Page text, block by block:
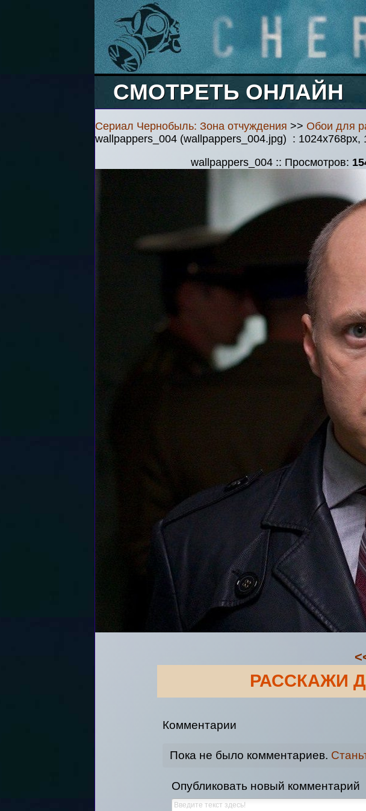
СМОТРЕТЬ ОНЛАЙН
Сериал Чернобыль: Зона отчуждения >> Обои для
wallpappers_004 (wallpappers_004.jpg) : 1024x768px,
wallpappers_004 :: Просмотров:
РАССКАЖИ
Комментарии
Пока не было комментариев.
Опубликовать новый комментарий